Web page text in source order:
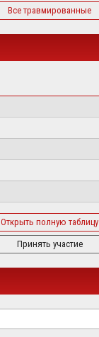
Все травмированные
Открыть полную таблицу
Принять участие